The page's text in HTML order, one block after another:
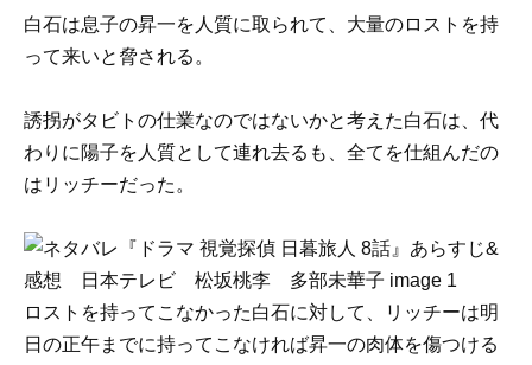
白石は息子の昇一を人質に取られて、大量のロストを持
って来いと脅される。
誘拐がタビトの仕業なのではないかと考えた白石は、代
わりに陽子を人質として連れ去るも、全てを仕組んだの
はリッチーだった。
ロストを持ってこなかった白石に対して、リッチーは明
日の正午までに持ってこなければ昇一の肉体を傷つける